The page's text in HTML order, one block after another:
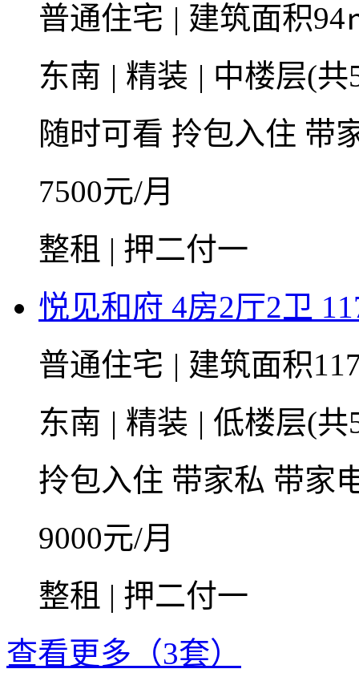
普通住宅 | 建筑面积
东南 | 精装 | 中楼层(
随时可看 拎包入住 带
7500元/月
整租 | 押二付一
悦见和府 4房2厅2卫
普通住宅 | 建筑面积
东南 | 精装 | 低楼层(
拎包入住 带家私 带家
9000元/月
整租 | 押二付一
查看更多（3套）